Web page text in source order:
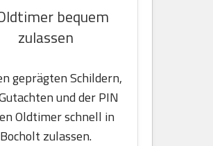
bequem
zulassen
geprägten Schildern,
und der PIN
Oldtimer schnell in
Bocholt zulassen.